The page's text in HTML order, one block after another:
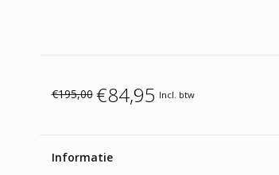
€195,00 €84,95 Incl. btw
Informatie